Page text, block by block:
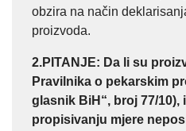
obzira na način
proizvoda.
2.PITANJE: Da li su
Pravilnika o pekarskim
glasnik BiH“, broj 77/10),
propisivanju mjere